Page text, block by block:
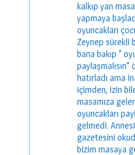
kalkıp yan
yapmaya
oyuncakları
Zeynep sürekli
bana bakıp "
paylaşmalısın"
hatırladı ama
içimden, izin
masamıza
oyuncakları
gelmedi.
gazetesini
bizim masaya